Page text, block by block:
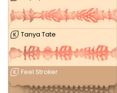
K Tanya Tate
K Feel Stroker